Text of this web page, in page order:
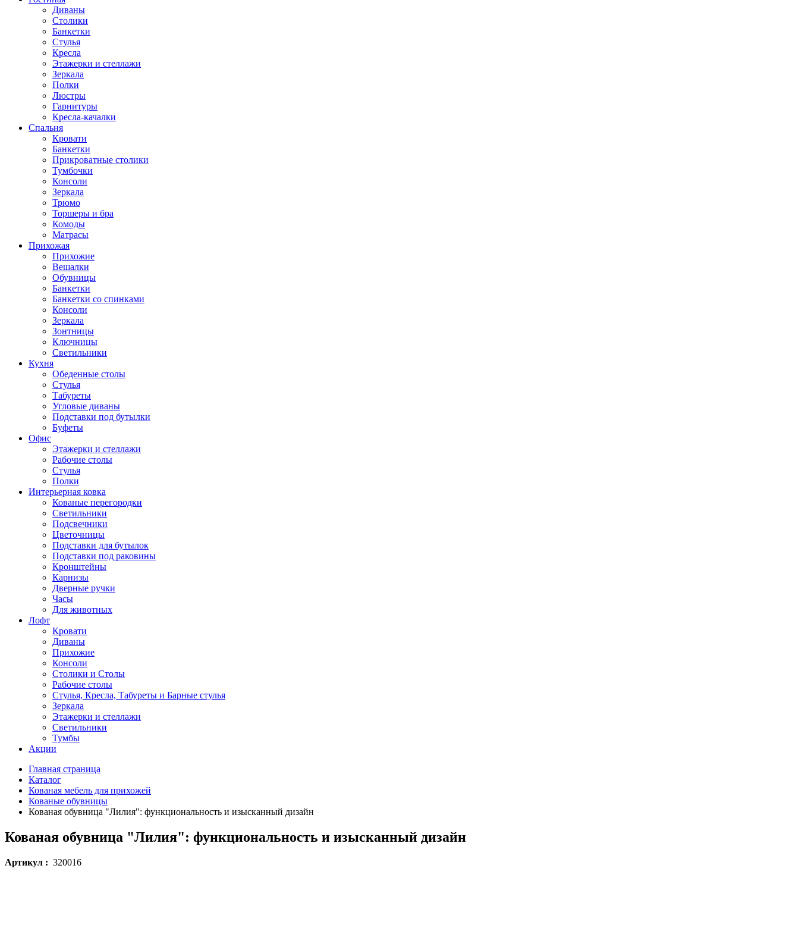
Диваны
Столики
Банкетки
Стулья
Кресла
Этажерки и стеллажи
Зеркала
Полки
Люстры
Гарнитуры
Кресла-качалки
Спальня
Кровати
Банкетки
Прикроватные столики
Тумбочки
Консоли
Зеркала
Трюмо
Торшеры и бра
Комоды
Матрасы
Прихожая
Прихожие
Вешалки
Обувницы
Банкетки
Банкетки со спинками
Консоли
Зеркала
Зонтницы
Ключницы
Светильники
Кухня
Обеденные столы
Стулья
Табуреты
Угловые диваны
Подставки под бутылки
Буфеты
Офис
Этажерки и стеллажи
Рабочие столы
Стулья
Полки
Интерьерная ковка
Кованые перегородки
Светильники
Подсвечники
Цветочницы
Подставки для бутылок
Подставки под раковины
Кронштейны
Карнизы
Дверные ручки
Часы
Для животных
Лофт
Кровати
Диваны
Прихожие
Консоли
Столики и Столы
Рабочие столы
Стулья, Кресла, Табуреты и Барные стулья
Зеркала
Этажерки и стеллажи
Светильники
Тумбы
Акции
Главная страница
Каталог
Кованая мебель для прихожей
Кованые обувницы
Кованая обувница "Лилия": функциональность и изысканный дизайн
Кованая обувница "Лилия": функциональность и изысканный дизайн
Артикул : 320016